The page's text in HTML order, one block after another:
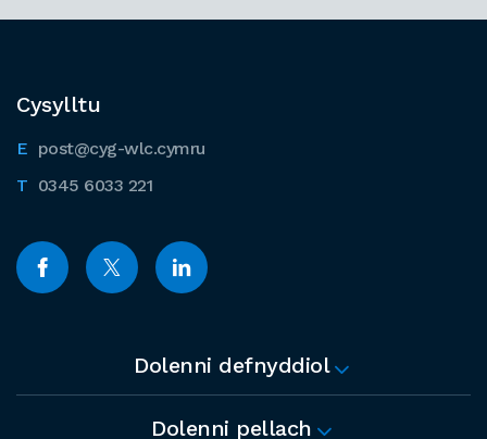
Cysylltu
post@cyg-wlc.cymru
0345 6033 221
Dolenni defnyddiol
Dolenni pellach